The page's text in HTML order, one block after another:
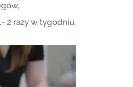
2 razy w tygodniu.